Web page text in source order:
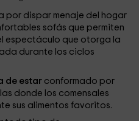
por dispar menaje del hogar
sofás que permiten
espectáculo que otorga la
durante los ciclos
de estar conformado por
donde los comensales
sus alimentos favoritos.